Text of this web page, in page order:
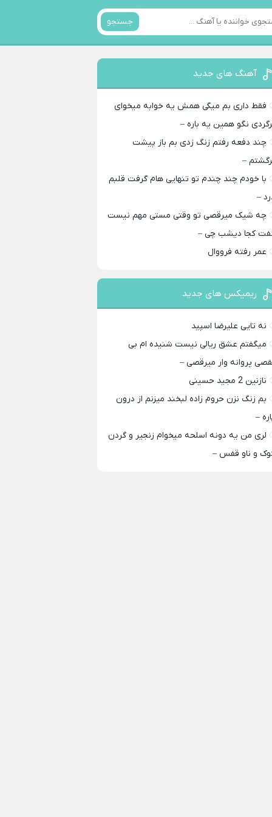
جستجو
آهنگ های جدید
فقط داری بم میگی همش یه خوابه میخوای
نگو همین یه باره –
چند دفعه رفتم زنگ زدی بم باز پیشت
–
با خودم چند چندم تو تنهایی هام گرفت قلبم
–
چه شیک میرقصی تو وقتی مستی مهم نیست
کجا دیشب چی –
عمر رفته فرووال
ریمیکس های جدید
نه تایی علیرضا اسپید
میگفتم عشق ریالی نیست شنیده ام بی
پروانه وار میرقصی –
نازنین 2 مجید حسینی
بم زنگ نزن حروم زاده لبخند میزنم از درون
–
لری من یه دونه اسلحه میخوام زﻧﺠﻴﺮ و ﮔﺮدن
و ﻧﺎو ﻗﻔﺲ –